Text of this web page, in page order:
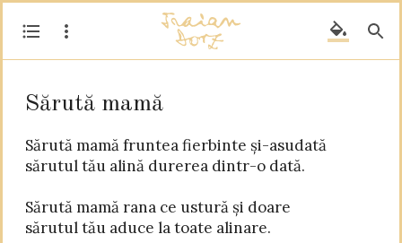
Sărută mamă
Sărută mamă fruntea fierbinte și-asudată
sărutul tău alină durerea dintr-o dată.
Sărută mamă rana ce ustură și doare
sărutul tău aduce la toate alinare.